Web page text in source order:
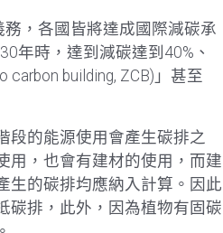
，各國皆將達成國際減碳承
年時，達到減碳達到40%、
building, ZCB)」甚至
段的能源使用會產生碳排之
用，也會有建材的使用，而建
生的碳排均應納入計算。因此
碳排，此外，因為植物有固碳